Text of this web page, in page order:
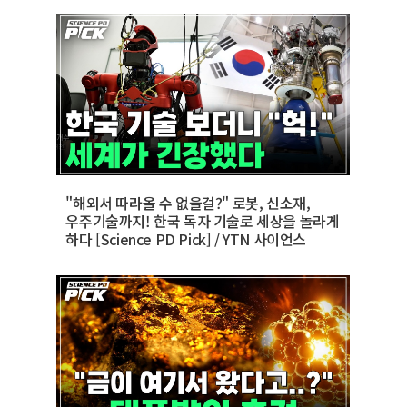
"해외서 따라올 수 없을걸?" 로봇, 신소재,
우주기술까지! 한국 독자 기술로 세상을 놀라게
하다 [Science PD Pick] / YTN 사이언스